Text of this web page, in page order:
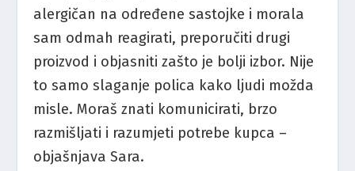
alergičan na određene sastojke i morala
sam odmah reagirati, preporučiti drugi
proizvod i objasniti zašto je bolji izbor. Nije
to samo slaganje polica kako ljudi možda
misle. Moraš znati komunicirati, brzo
razmišljati i razumjeti potrebe kupca –
objašnjava Sara.